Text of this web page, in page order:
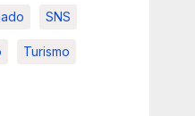
SNS
Turismo